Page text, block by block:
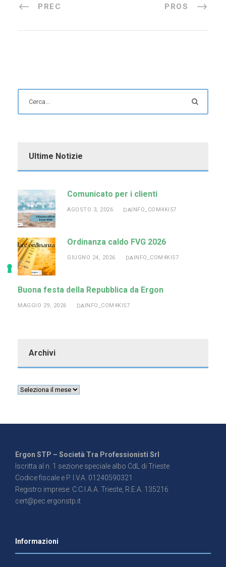
PREC PROS
Ultime Notizie
Comunicato per i clienti
AGOSTO 3, 2026 DAINFO_COM4KI57
Ordinanza caldo FVG 2026
GIUGNO 24, 2026 DAINFO_COM4KI57
Buona festa della Repubblica da Ergon
MAGGIO 29, 2026 DAINFO_COM4KI57
Archivi
Ergon STP – Società Tra Professionisti Srl
Iscritta al n. 1 sezione speciale albo CdL di Trieste
Codice fiscale e P. I.V.A. 01240590321
Registro imprese: C.C.I.A.A. Trieste, R.E.A. 135216
cert@pec.ergonstp.it
Informazioni